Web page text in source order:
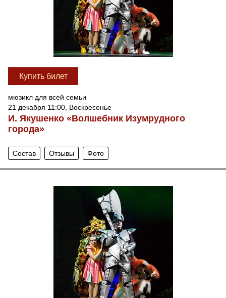
Купить билет
мюзикл для всей семьи
21 декабря 11:00, Воскресенье
И. Якушенко «Волшебник Изумрудного
города»
Состав Отзывы Фото